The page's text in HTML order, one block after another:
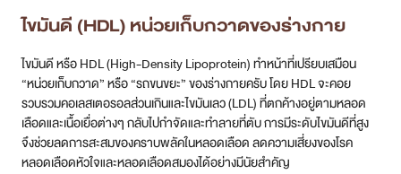
ไขมันดี (HDL) หน่วยเก็บกวาดของร่างกาย
ไขมันดี หรือ HDL (High-Density Lipoprotein) ทำหน้าที่เปรียบเสมือน
“หน่วยเก็บกวาด” หรือ “รถขนขยะ” ของร่างกายครับ โดย HDL จะคอย
รวบรวมคอเลสเตอรอลส่วนเกินและไขมันเลว (LDL) ที่ตกค้างอยู่ตามหลอด
เลือดและเนื้อเยื่อต่างๆ กลับไปกำจัดและทำลายที่ตับ การมีระดับไขมันดีที่สูง
จึงช่วยลดการสะสมของคราบพลัคในหลอดเลือด ลดความเสี่ยงของโรค
หลอดเลือดหัวใจและหลอดเลือดสมองได้อย่างมีนัยสำคัญ